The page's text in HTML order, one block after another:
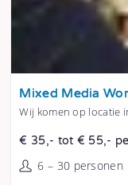
Tonen
Mixed Media
Wij komen op locatie
€ 35,- tot € 55,-
6 – 30 personen